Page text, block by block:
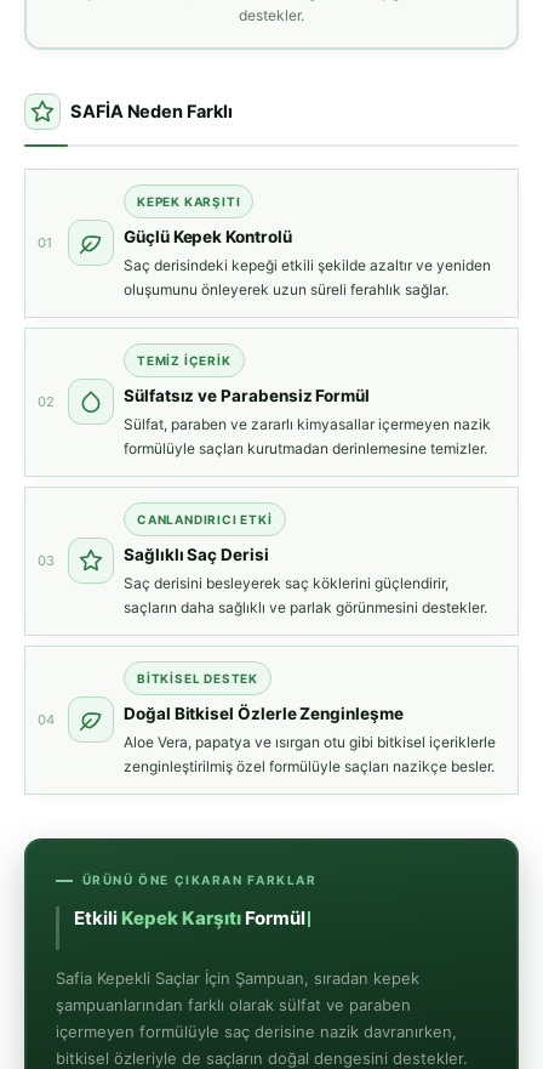
destekler.
SAFİA Neden Farklı
01
KEPEK KARŞITI
Güçlü Kepek Kontrolü
Saç derisindeki kepeği etkili şekilde azaltır ve yeniden
oluşumunu önleyerek uzun süreli ferahlık sağlar.
02
TEMIZ İÇERIK
Sülfatsız ve Parabensiz Formül
Sülfat, paraben ve zararlı kimyasallar içermeyen nazik
formülüyle saçları kurutmadan derinlemesine temizler.
03
CANLANDIRICI ETKI
Sağlıklı Saç Derisi
Saç derisini besleyerek saç köklerini güçlendirir,
saçların daha sağlıklı ve parlak görünmesini destekler.
04
BITKISEL DESTEK
Doğal Bitkisel Özlerle Zenginleşme
Aloe Vera, papatya ve ısırgan otu gibi bitkisel içeriklerle
zenginleştirilmiş özel formülüyle saçları nazikçe besler.
ÜRÜNÜ ÖNE ÇIKARAN FARKLAR
EtkiliKepek KarşıtıFor
Safia Kepekli Saçlar İçin Şampuan, sıradan kepek
şampuanlarından farklı olarak sülfat ve paraben
içermeyen formülüyle saç derisine nazik davranırken,
bitkisel özleriyle de saçların doğal dengesini destekler.